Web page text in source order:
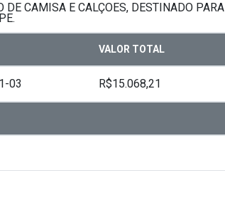
DE CAMISA E CALÇOES, DESTINADO PARA
VALOR TOTAL
03 R$15.068,21